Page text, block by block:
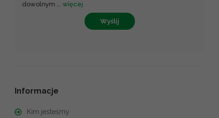
dowolnym ... więcej
Wyślij
Informacje
Kim jesteśmy